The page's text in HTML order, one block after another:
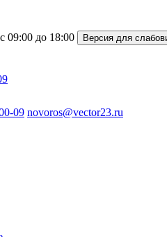
09:00 до 18:00
Версия для
09 novoros@vector23.ru